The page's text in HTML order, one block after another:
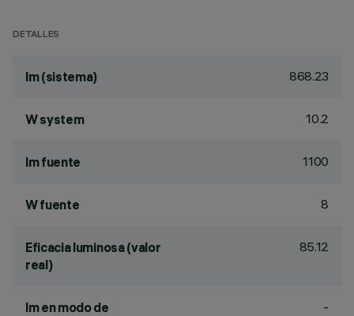
DETALLES
lm (sistema) 868.23
W system 10.2
lm fuente 1100
W fuente 8
Eficacia luminosa (valor
real)
85.12
lm en modo de
-